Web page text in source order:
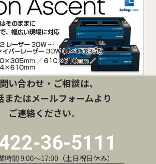
い合わせ・ご相談は、
またはメールフォームより
ご連絡ください。
36-5111
時間 9:00〜17:00（土日祝日休み）